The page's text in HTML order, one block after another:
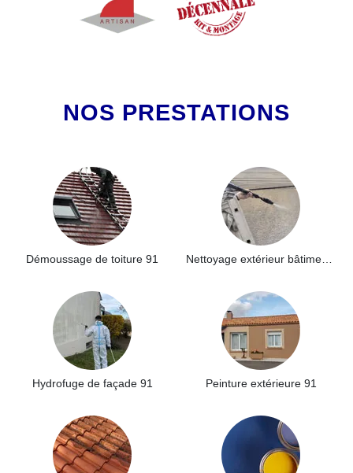
NOS PRESTATIONS
Démoussage de toiture 91
Hydrofuge de façade 91 Peinture extérieure 91